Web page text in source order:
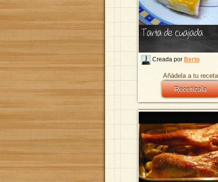
Tarta de cuajada
Creada por Berto
Añádela a tu
Recetízala